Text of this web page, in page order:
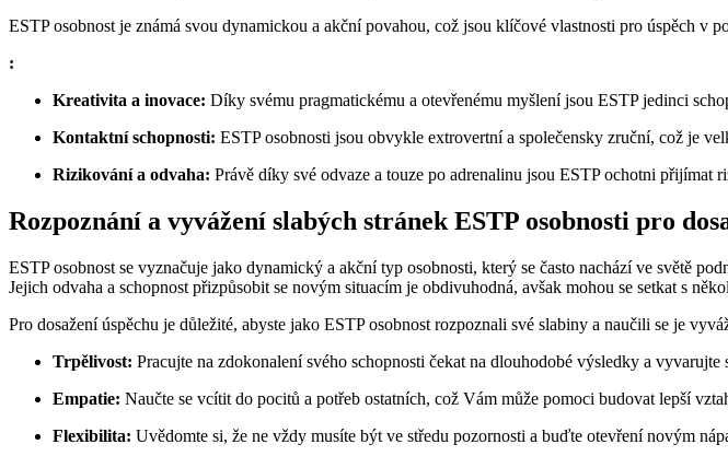
ESTP osobnost je známá svou dynamickou a akční povahou, což jsou klíčové vlastnosti pro úspěch
:
Kreativita a inovace: Díky svému pragmatickému a otevřenému myšlení jsou ESTP jedinci
Kontaktní schopnosti: ESTP osobnosti jsou obvykle extrovertní a společensky zruční, což je
Rizikování a odvaha: Právě díky své odvaze a touze po adrenalinu jsou ESTP ochotni přijímat
Rozpoznání a vyvážení slabých stránek ESTP osobnosti pro
ESTP osobnost se vyznačuje jako dynamický a akční typ osobnosti, který se často nachází ve světě
Jejich odvaha a schopnost přizpůsobit se novým situacím je obdivuhodná, avšak mohou se setkat s
Pro dosažení úspěchu je důležité, abyste jako ESTP osobnost rozpoznali své slabiny a naučili se je
Trpělivost: Pracujte na zdokonalení svého schopnosti čekat na dlouhodobé výsledky a
Empatie: Naučte se vcítit do pocitů a potřeb ostatních, což Vám může pomoci budovat lepší
Flexibilita: Uvědomte si, že ne vždy musíte být ve středu pozornosti a buďte otevření novým